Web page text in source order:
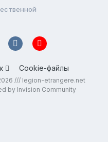
Cookie-файлы
/// legion-etrangere.net
by Invision Community